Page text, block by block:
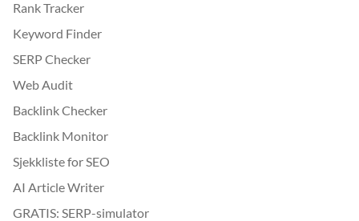
Rank Tracker
Keyword Finder
SERP Checker
Web Audit
Backlink Checker
Backlink Monitor
Sjekkliste for SEO
AI Article Writer
GRATIS: SERP-simulator